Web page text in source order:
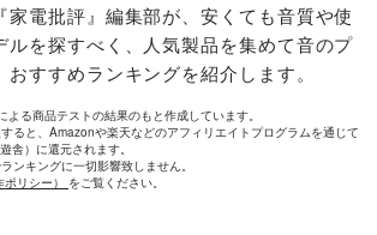
家電批評』編集部が、安くても音質や使
ルを探すべく、人気製品を集めて音のプ
すすめランキングを紹介します。
る商品テストの結果のもと作成しています。
ると、Amazonや楽天などのアフィリエイトプログラムを通じて
舎）に還元されます。
ンキングに一切影響致しません。
ポリシー） をご覧ください。